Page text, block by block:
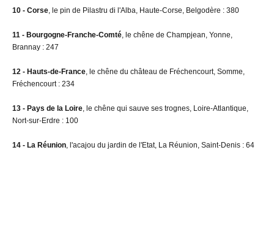
10 - Corse, le pin de Pilastru di l'Alba, Haute-Corse, Belgodère : 380
11 - Bourgogne-Franche-Comté, le chêne de Champjean, Yonne,
Brannay : 247
12 - Hauts-de-France, le chêne du château de Fréchencourt, Somme,
Fréchencourt : 234
13 - Pays de la Loire, le chêne qui sauve ses trognes, Loire-Atlantique,
Nort-sur-Erdre : 100
14 - La Réunion, l'acajou du jardin de l'Etat, La Réunion, Saint-Denis : 64